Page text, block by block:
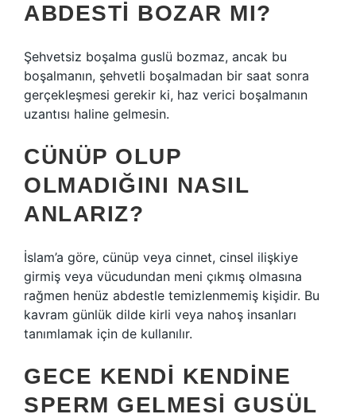
ABDESTI BOZAR MI?
Şehvetsiz boşalma guslü bozmaz, ancak bu
boşalmanın, şehvetli boşalmadan bir saat sonra
gerçekleşmesi gerekir ki, haz verici boşalmanın
uzantısı haline gelmesin.
CÜNÜP OLUP
OLMADIĞINI NASIL
ANLARIZ?
İslam’a göre, cünüp veya cinnet, cinsel ilişkiye
girmiş veya vücudundan meni çıkmış olmasına
rağmen henüz abdestle temizlenmemiş kişidir. Bu
kavram günlük dilde kirli veya nahoş insanları
tanımlamak için de kullanılır.
GECE KENDI KENDINE
SPERM GELMESI GUSÜL